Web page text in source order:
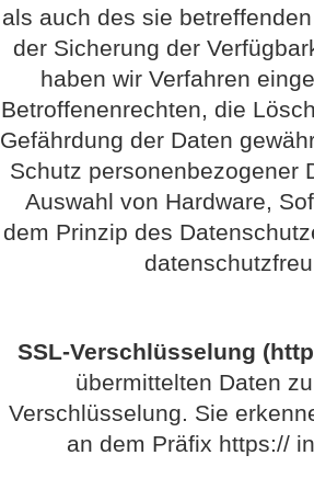
als auch des sie
der Sicherung der
haben wir Verfahren
Betroffenenrechten, die
Gefährdung der Daten
Schutz personenbezogener
Auswahl von Hardware,
dem Prinzip des
SSL-Verschlüsselung
übermittelten Daten
Verschlüsselung. Sie
an dem Präfix https://